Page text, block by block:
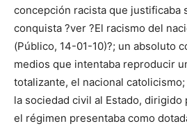
concepción racista que justificaba
conquista ?ver ?El racismo del
(Público, 14-01-10)?; un absoluto
medios que intentaba reproducir
totalizante, el nacional
la sociedad civil al Estado, dirigido
el régimen presentaba como